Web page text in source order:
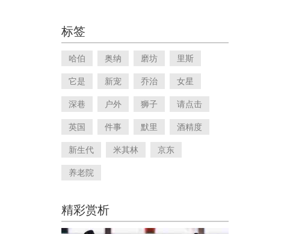
标签
哈伯 奥纳 磨坊 里斯
它是 新宠 乔治 女星
深巷 户外 狮子 请点击
英国 件事 默里 酒精度
新生代 米其林 京东
养老院
精彩赏析